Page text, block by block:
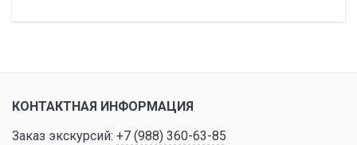
КОНТАКТНАЯ ИНФОРМАЦИЯ
Заказ экскурсий: +7 (988) 360-63-85